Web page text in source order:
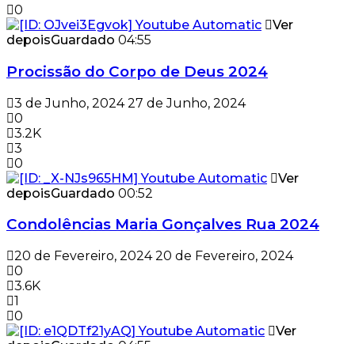
0
Ver
depoisGuardado 04:55
Procissão do Corpo de Deus 2024
3 de Junho, 2024 27 de Junho, 2024
0
3.2K
3
0
Ver
depoisGuardado 00:52
Condolências Maria Gonçalves Rua 2024
20 de Fevereiro, 2024 20 de Fevereiro, 2024
0
3.6K
1
0
Ver